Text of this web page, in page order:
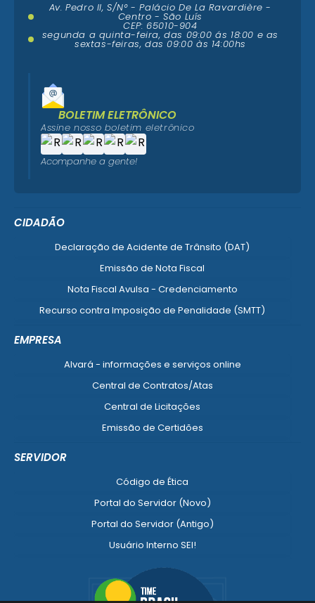
CIDADÃO
Declaração de Acidente de Trânsito (DAT)
Emissão de Nota Fiscal
Nota Fiscal Avulsa - Credenciamento
Recurso contra Imposição de Penalidade (SMTT)
EMPRESA
Alvará - informações e serviços online
Central de Contratos/Atas
Central de Licitações
Emissão de Certidões
SERVIDOR
Código de Ética
Portal do Servidor (Novo)
Portal do Servidor (Antigo)
Usuário Interno SEI!
SISCON
1doc Legado
Av. Pedro II, S/N° - Palácio De La Ravardière -
Centro - São Luís
CEP: 65010-904
segunda a quinta-feira, das 09:00 ás 18:00 e as
sextas-feiras, das 09:00 às 14:00hs
BOLETIM ELETRÔNICO
Assine nosso boletim eletrônico
Acompanhe a gente!